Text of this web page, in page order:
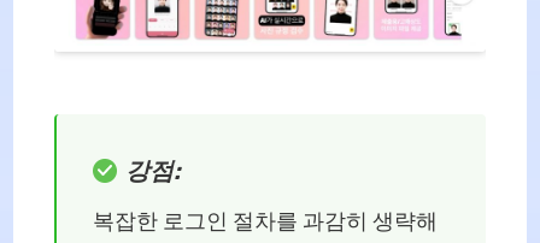
강점:
복잡한 로그인 절차를 과감히 생략해